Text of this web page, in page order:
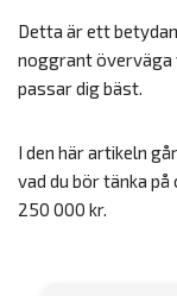
Detta är ett
noggrant överväga
passar dig bäst.
I den här artikeln
vad du bör tänka på
250 000 kr.